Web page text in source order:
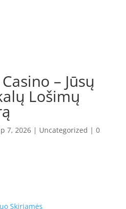
– Jūsų
Lošimų
7, 2026 | Uncategorized |0
Skiriamės